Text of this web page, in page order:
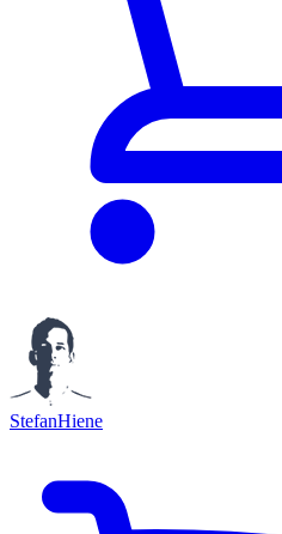
StefanHiene